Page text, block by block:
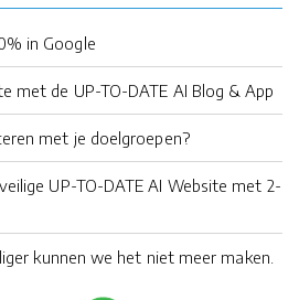
in Google
met de UP-TO-DATE AI Blog & App
met je doelgroepen?
UP-TO-DATE AI Website met 2-
kunnen we het niet meer maken.